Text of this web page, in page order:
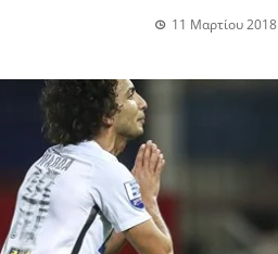
11 Μαρτίου 2018